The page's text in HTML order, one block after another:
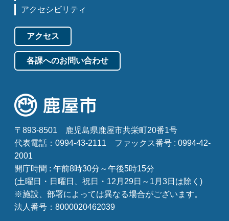
アクセシビリティ
アクセス
各課へのお問い合わせ
〒893-8501
鹿児島県鹿屋市共栄町20番1号
代表電話：0994-43-2111
ファックス番号 : 0994-42-
2001
開庁時間 : 午前8時30分～午後5時15分
(土曜日・日曜日、祝日・12月29日～1月3日は除く)
※施設、部署によっては異なる場合がございます。
法人番号：8000020462039